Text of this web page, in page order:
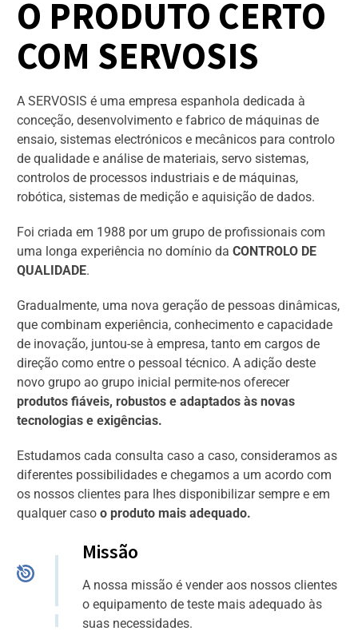
O PRODUTO CERTO
COM SERVOSIS
A SERVOSIS é uma empresa espanhola dedicada à
conceção, desenvolvimento e fabrico de máquinas de
ensaio, sistemas electrónicos e mecânicos para controlo
de qualidade e análise de materiais, servo sistemas,
controlos de processos industriais e de máquinas,
robótica, sistemas de medição e aquisição de dados.
Foi criada em 1988 por um grupo de profissionais com
uma longa experiência no domínio da CONTROLO DE
QUALIDADE.
Gradualmente, uma nova geração de pessoas dinâmicas,
que combinam experiência, conhecimento e capacidade
de inovação, juntou-se à empresa, tanto em cargos de
direção como entre o pessoal técnico. A adição deste
novo grupo ao grupo inicial permite-nos oferecer
produtos fiáveis, robustos e adaptados às novas
tecnologias e exigências.
Estudamos cada consulta caso a caso, consideramos as
diferentes possibilidades e chegamos a um acordo com
os nossos clientes para lhes disponibilizar sempre e em
qualquer caso o produto mais adequado.
Missão
A nossa missão é vender aos nossos clientes
o equipamento de teste mais adequado às
suas necessidades.